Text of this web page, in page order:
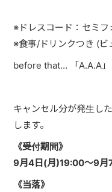
CONTACT
※ ドレスコード：セミ
※食事/ ドリンクつき (ビ
before that…
「A.A.A 」
キャンセル分が発生し
します。
《受付期間》
9月4日(月)19:00～9
《当落》